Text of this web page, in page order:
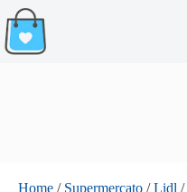
Salta
al
contenuto
Home / Supermercato /Lidl /